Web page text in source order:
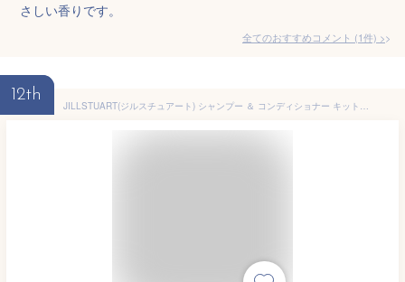
さしい香りです。
全てのおすすめコメント (1件) >
12th
JILLSTUART(ジルスチュアート) シャンプー ＆ コンディショナー キット ホワイトフローラル